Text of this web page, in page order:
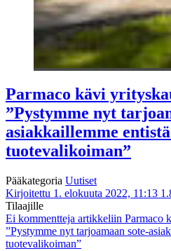
Parmaco kävi
”Pystymme nyt
asiakkaillemme
tuotevalikoiman”
Pääkategoria Uutiset
Kirjoitettu 1. elokuuta 2022, 11:13
Tilaajille
Ei kommentteja artikkeliin Parmaco
”Pystymme nyt tarjoamaan sote-
tuotevalikoiman”